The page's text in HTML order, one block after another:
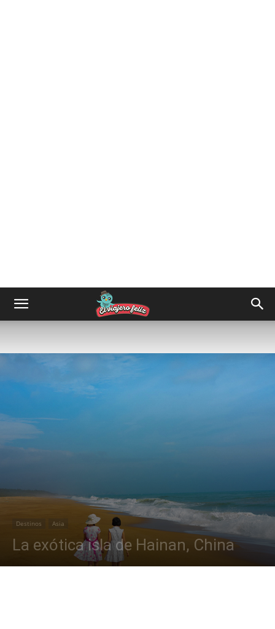
Destinos Asia
La exótica isla de Hainan, China